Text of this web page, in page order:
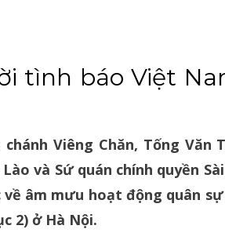
tình báo Việt
Viêng Chăn, Tống Văn
và Sứ quán chính quyền
âm mưu hoạt động quân
2) ở Hà Nội.